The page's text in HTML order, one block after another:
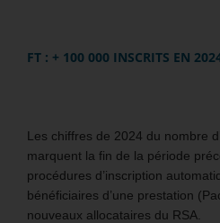
FT : + 100 000 INSCRITS EN
Les chiffres de 2024 du nombre
marquent la fin de la période
procédures d’inscription
bénéficiaires d’une prestation
nouveaux allocataires du RSA.